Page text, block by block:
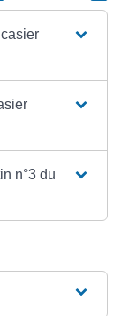
n°3 du